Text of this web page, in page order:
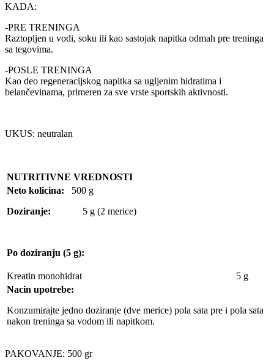
KADA:
-PRE TRENINGA
Raztopljen u vodi, soku ili kao sastojak napitka odmah pre treninga
sa tegovima.
-POSLE TRENINGA
Kao deo regeneracijskog napitka sa ugljenim hidratima i
belančevinama, primeren za sve vrste sportskih aktivnosti.
UKUS: neutralan
NUTRITIVNE VREDNOSTI
Neto kolicina: 500 g
Doziranje:
5 g (2 merice)
Po doziranju (5 g):
Kreatin monohidrat 5 g
Nacin upotrebe:
Konzumirajte jedno doziranje (dve merice) pola sata pre i pola sata
nakon treninga sa vodom ili napitkom.
PAKOVANJE: 500 gr